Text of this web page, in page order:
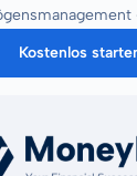
Kostenlos